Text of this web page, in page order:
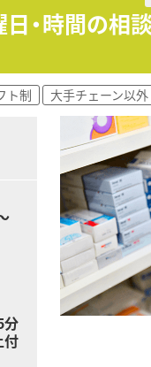
・時間の相
ト制 大手チェーン以外
分
付